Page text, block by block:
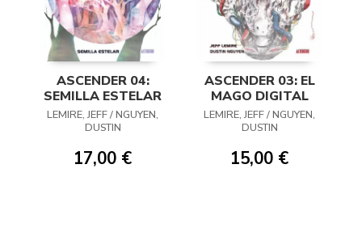
ASCENDER 04:
SEMILLA ESTELAR
LEMIRE, JEFF / NGUYEN,
DUSTIN
17,00 €
ASCENDER 03: EL
MAGO DIGITAL
LEMIRE, JEFF / NGUYEN,
DUSTIN
15,00 €